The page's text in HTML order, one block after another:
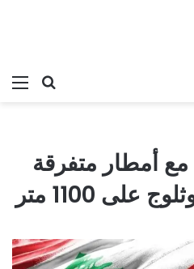
بحث
أمطار متفرقة
1100 متر